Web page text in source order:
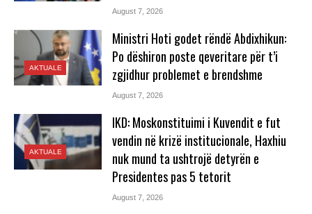
August 7, 2026
AKTUALE
Ministri Hoti godet rëndë Abdixhikun:
Po dëshiron poste qeveritare për t’i
zgjidhur problemet e brendshme
August 7, 2026
AKTUALE
IKD: Moskonstituimi i Kuvendit e fut
vendin në krizë institucionale, Haxhiu
nuk mund ta ushtrojë detyrën e
Presidentes pas 5 tetorit
August 7, 2026